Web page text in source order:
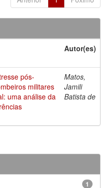
Autor(es)
pós-
militares
uma análise da
Matos,
Jamili
Batista de
1